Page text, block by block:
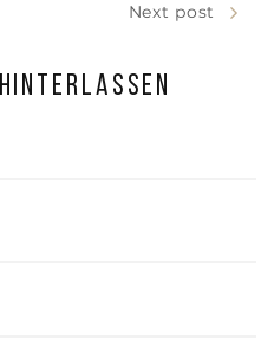
Next post